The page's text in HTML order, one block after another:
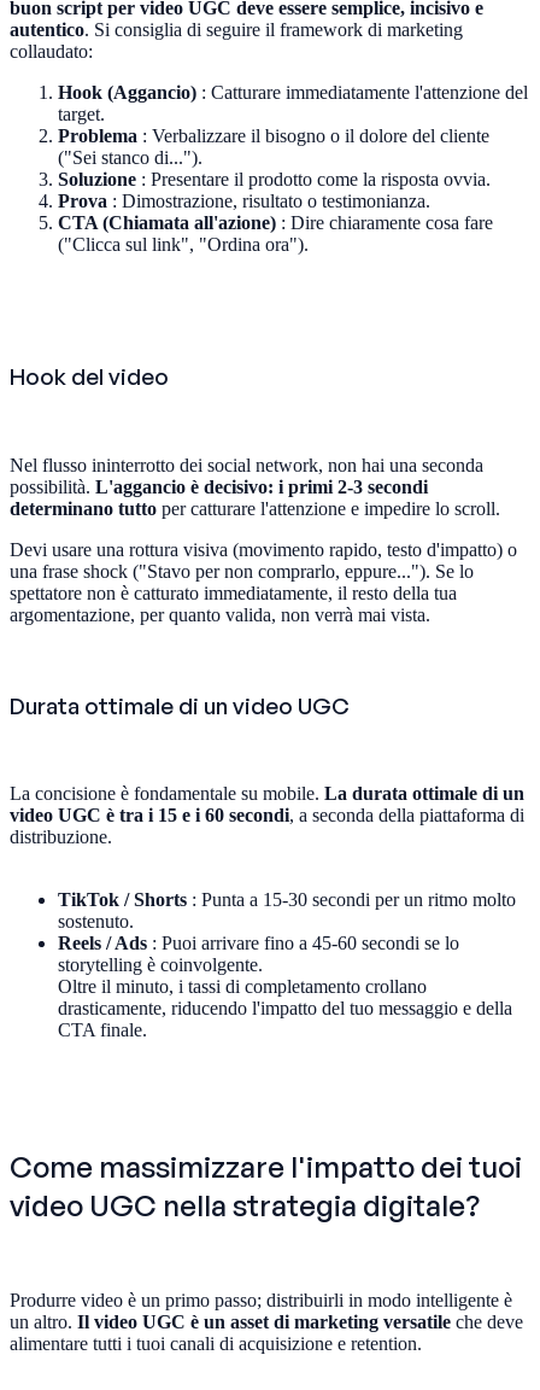
buon script per video UGC deve essere semplice, incisivo e
autentico. Si consiglia di seguire il framework di marketing
collaudato:
Hook (Aggancio) : Catturare immediatamente l'attenzione del
target.
Problema : Verbalizzare il bisogno o il dolore del cliente
("Sei stanco di...").
Soluzione : Presentare il prodotto come la risposta ovvia.
Prova : Dimostrazione, risultato o testimonianza.
CTA (Chiamata all'azione) : Dire chiaramente cosa fare
("Clicca sul link", "Ordina ora").
Hook del video
Nel flusso ininterrotto dei social network, non hai una seconda
possibilità. L'aggancio è decisivo: i primi 2-3 secondi
determinano tutto per catturare l'attenzione e impedire lo scroll.
Devi usare una rottura visiva (movimento rapido, testo d'impatto) o
una frase shock ("Stavo per non comprarlo, eppure..."). Se lo
spettatore non è catturato immediatamente, il resto della tua
argomentazione, per quanto valida, non verrà mai vista.
Durata ottimale di un video UGC
La concisione è fondamentale su mobile. La durata ottimale di un
video UGC è tra i 15 e i 60 secondi, a seconda della piattaforma di
distribuzione.
TikTok / Shorts : Punta a 15-30 secondi per un ritmo molto
sostenuto.
Reels / Ads : Puoi arrivare fino a 45-60 secondi se lo
storytelling è coinvolgente.
Oltre il minuto, i tassi di completamento crollano
drasticamente, riducendo l'impatto del tuo messaggio e della
CTA finale.
Come massimizzare l'impatto dei tuoi
video UGC nella strategia digitale?
Produrre video è un primo passo; distribuirli in modo intelligente è
un altro. Il video UGC è un asset di marketing versatile che deve
alimentare tutti i tuoi canali di acquisizione e retention.